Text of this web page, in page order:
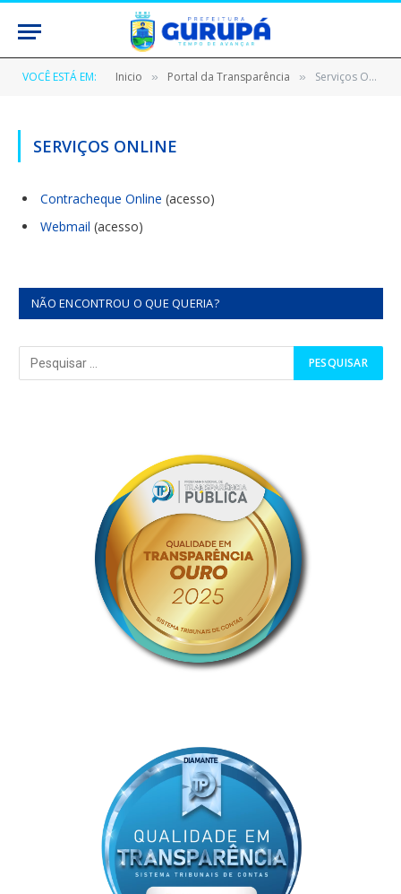
VOCÊ ESTÁ EM: Inicio » Portal da Transparência » Serviços Online
SERVIÇOS ONLINE
Contracheque Online (acesso)
Webmail (acesso)
NÃO ENCONTROU O QUE QUERIA?